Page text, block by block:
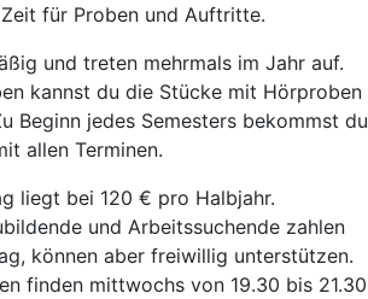
für Proben und Auftritte.
und treten mehrmals im Jahr auf.
kannst du die Stücke mit Hörproben
Beginn jedes Semesters bekommst du
allen Terminen.
liegt bei 120 € pro Halbjahr.
und Arbeitssuchende zahlen
können aber freiwillig unterstützen.
finden mittwochs von 19.30 bis 21.30